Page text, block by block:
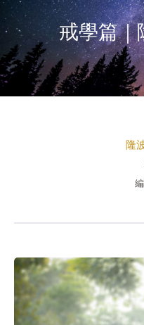
戒學篇｜
隆